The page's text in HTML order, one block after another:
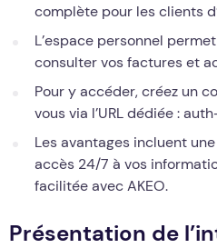
complète pour les clients
L’espace personnel
consulter vos factures et
Pour y accéder, créez un
vous via l’URL dédiée :
Les avantages incluent
accès 24/7 à vos
facilitée avec AKEO.
Présentation de